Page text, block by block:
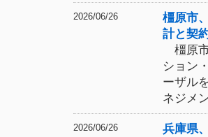
2026/06/26
橿原市
計と契
橿原
ション
ーザル
ネジメ
2026/06/26
兵庫県